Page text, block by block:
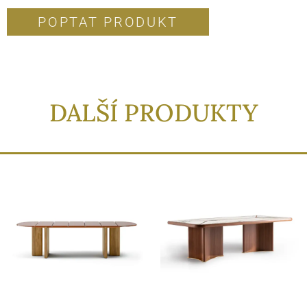
POPTAT PRODUKT
DALŠÍ PRODUKTY